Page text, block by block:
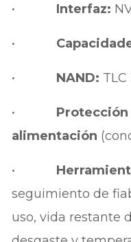
• Interfaz:
•
• NAND: TLC
•
alimentación
•
seguimiento de
uso, vida restante